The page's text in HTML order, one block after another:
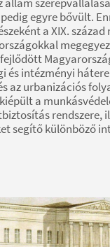
egyre bővült.
a XIX.
és intézményi
az urbanizációs
a
rendszere,
segítő különböző